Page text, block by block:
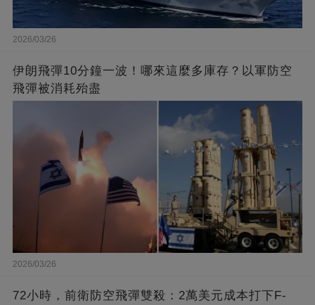
2026/03/26
伊朗飛彈10分鐘一波！哪來這麼多庫存？以軍防空
飛彈被消耗殆盡
2026/03/26
72小時，前衛防空飛彈雙殺：2萬美元成本打下F-